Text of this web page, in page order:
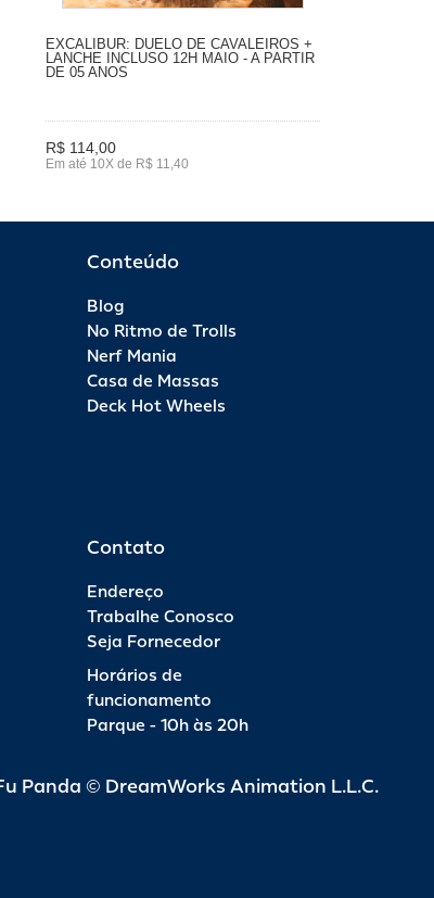
EXCALIBUR: DUELO DE CAVALEIROS +
LANCHE INCLUSO 12H MAIO - A PARTIR
DE 05 ANOS
R$ 114,00
Em até 10X de R$ 11,40
Conteúdo
Blog
No Ritmo de Trolls
Nerf Mania
Casa de Massas
Deck Hot Wheels
Contato
Endereço
Trabalhe Conosco
Seja Fornecedor
Horários de
funcionamento
Parque - 10h às 20h
Panda © DreamWorks Animation L.L.C.